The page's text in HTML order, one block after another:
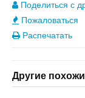
Поделиться с
Пожаловаться
Распечатать
Другие